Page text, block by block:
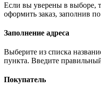
Если вы уверены в выборе,
оформить заказ, заполнив
Заполнение адреса
Выберите из списка
пункта. Введите
Покупатель